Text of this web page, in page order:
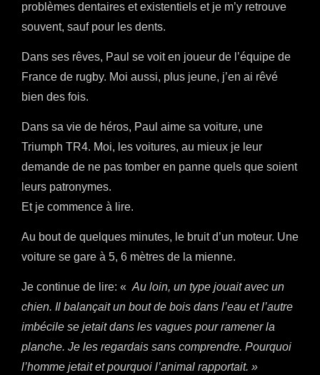
problèmes dentaires et existentiels et je m’y retrouve
souvent, sauf pour les dents.
Dans ses rêves, Paul se voit en joueur de l’équipe de
France de rugby. Moi aussi, plus jeune, j’en ai rêvé
bien des fois.
Dans sa vie de héros, Paul aime sa voiture, une
Triumph TR4. Moi, les voitures, au mieux je leur
demande de ne pas tomber en panne quels que soient
leurs patronymes.
Et je commence à lire.
Au bout de quelques minutes, le bruit d’un moteur. Une
voiture se gare à 5, 6 mètres de la mienne.
Je continue de lire: « Au loin, un type jouait avec un
chien. Il balançait un bout de bois dans l’eau et l’autre
imbécile se jetait dans les vagues pour ramener la
planche. Je les regardais sans comprendre. Pourquoi
l’homme jetait et pourquoi l’animal rapportait. »